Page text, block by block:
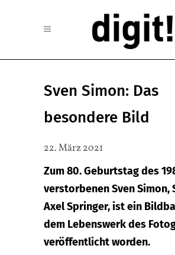
Sven Simon: Das
besondere Bild
22. März 2021
Zum 80. Geburtstag des
verstorbenen Sven Simon,
Axel Springer, ist ein
dem Lebenswerk des
veröffentlicht worden.